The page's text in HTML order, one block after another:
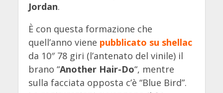
Jordan.
È con questa formazione che
quell’anno viene pubblicato su shellac
da 10″ 78 giri (l’antenato del vinile) il
brano “Another Hair-Do“, mentre
sulla facciata opposta c’è “Blue Bird”.